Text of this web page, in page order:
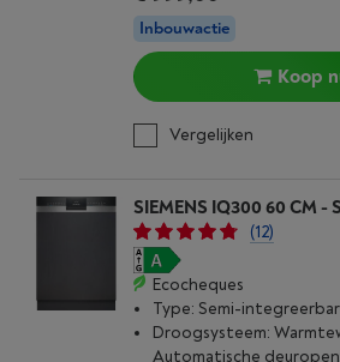
Inbouwactie
Koop
Vergelijken
SIEMENS IQ300 60 CM -
(12)
Ecocheques
Type: Semi-
Droogsysteem:
Automatische